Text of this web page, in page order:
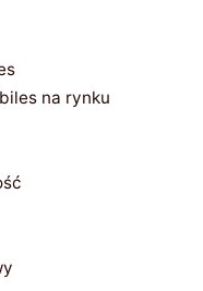
na rynku